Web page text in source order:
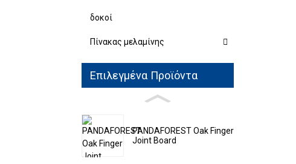
δοκοί
Πίνακας μελαμίνης
Επιλεγμένα Προϊόντα
PANDAFOREST Oak Finger
Joint Board